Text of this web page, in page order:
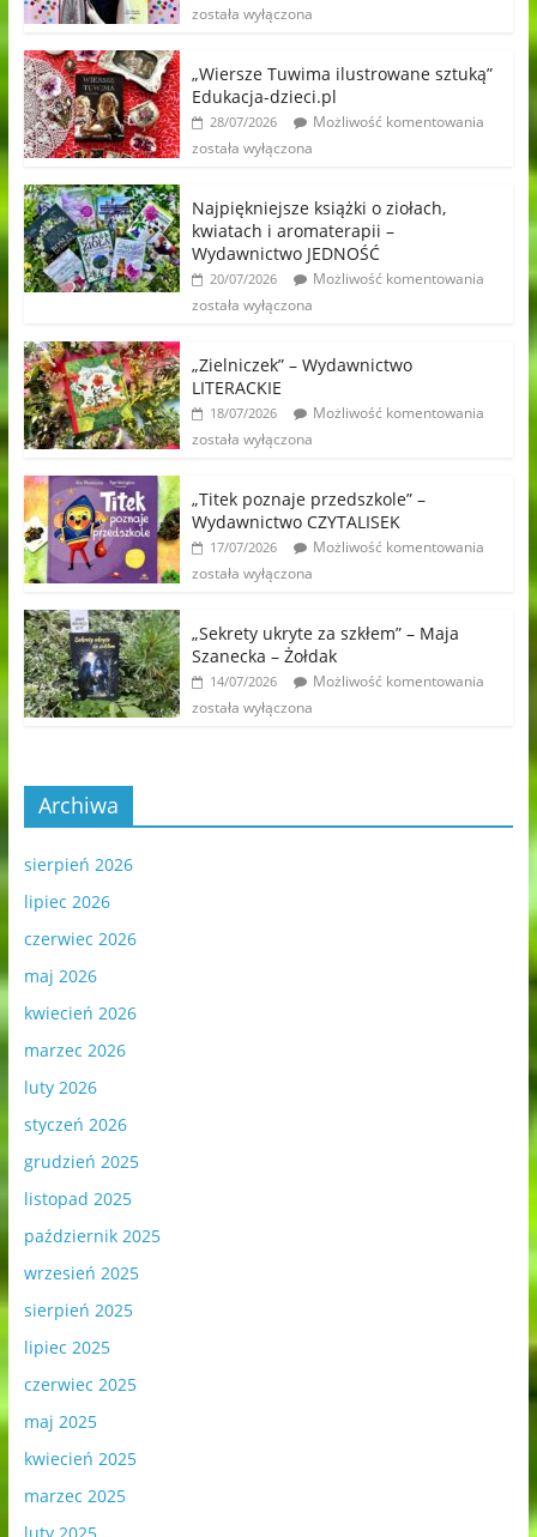
została wyłączona
„Wiersze Tuwima ilustrowane sztuką”
Edukacja-dzieci.pl
28/07/2026
Możliwość komentowania
została wyłączona
Najpiękniejsze książki o ziołach,
kwiatach i aromaterapii –
Wydawnictwo JEDNOŚĆ
20/07/2026
Możliwość komentowania
została wyłączona
„Zielniczek” – Wydawnictwo
LITERACKIE
18/07/2026
Możliwość komentowania
została wyłączona
„Titek poznaje przedszkole” –
Wydawnictwo CZYTALISEK
17/07/2026
Możliwość komentowania
została wyłączona
„Sekrety ukryte za szkłem” – Maja
Szanecka – Żołdak
14/07/2026
Możliwość komentowania
została wyłączona
Archiwa
sierpień 2026
lipiec 2026
czerwiec 2026
maj 2026
kwiecień 2026
marzec 2026
luty 2026
styczeń 2026
grudzień 2025
listopad 2025
październik 2025
wrzesień 2025
sierpień 2025
lipiec 2025
czerwiec 2025
maj 2025
kwiecień 2025
marzec 2025